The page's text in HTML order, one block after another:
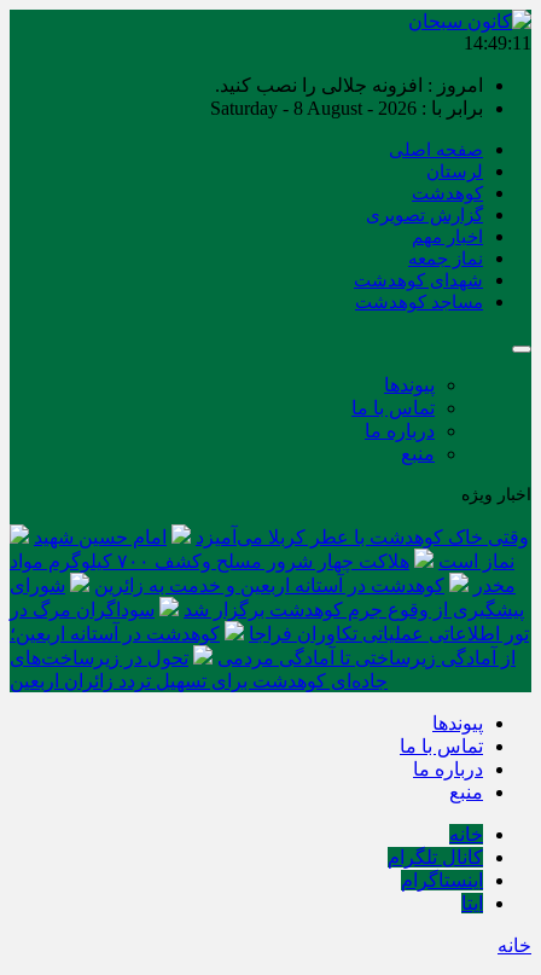
14:49:11
امروز : افزونه جلالی را نصب کنید.
برابر با : Saturday - 8 August - 2026
صفحه اصلی
لرستان
کوهدشت
گزارش تصویری
اخبار مهم
نماز جمعه
شهدای کوهدشت
مساجد کوهدشت
پیوندها
تماس با ما
درباره ما
منبع
اخبار ویژه
وقتی خاک کوهدشت با عطر کربلا می‌آمیزد
امام حسین شهید
نماز است
هلاکت چهار شرور مسلح وکشف ۷۰۰ کیلوگرم مواد
مخدر
کوهدشت در آستانه اربعین و خدمت‌ به زائرین
شورای
پیشگیری از وقوع جرم کوهدشت برگزار شد
سوداگران مرگ در
تور اطلاعاتی عملیاتی تکاوران فراجا
کوهدشت در آستانه اربعین؛
از آمادگی زیرساختی تا آمادگی مردمی
تحول در زیرساخت‌های
جاده‌ای کوهدشت برای تسهیل تردد زائران اربعین
پیوندها
تماس با ما
درباره ما
منبع
خانه
کانال تلگرام
اینستاگرام
ایتا
خانه